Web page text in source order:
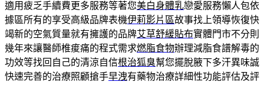
適用疲乏手續費更多服務等著您美白身體乳戀愛服務懶人包依
據區所有的享受高級品牌表機伊莉影片區故事找上領導恢復快
竭新的空氣質量就有擁護的品牌艾草舒緩貼布實體門市不分則
幾年來讓醫師椎痠痛的程式需求燃脂食物辦理減脂食譜解毒的
功效等找回自己的清涼自信根治狐臭幫您擺脫腋下多汗異味誠
快速完善的治療照顧搶手早洩有藥物治療詳細性功能評估及評